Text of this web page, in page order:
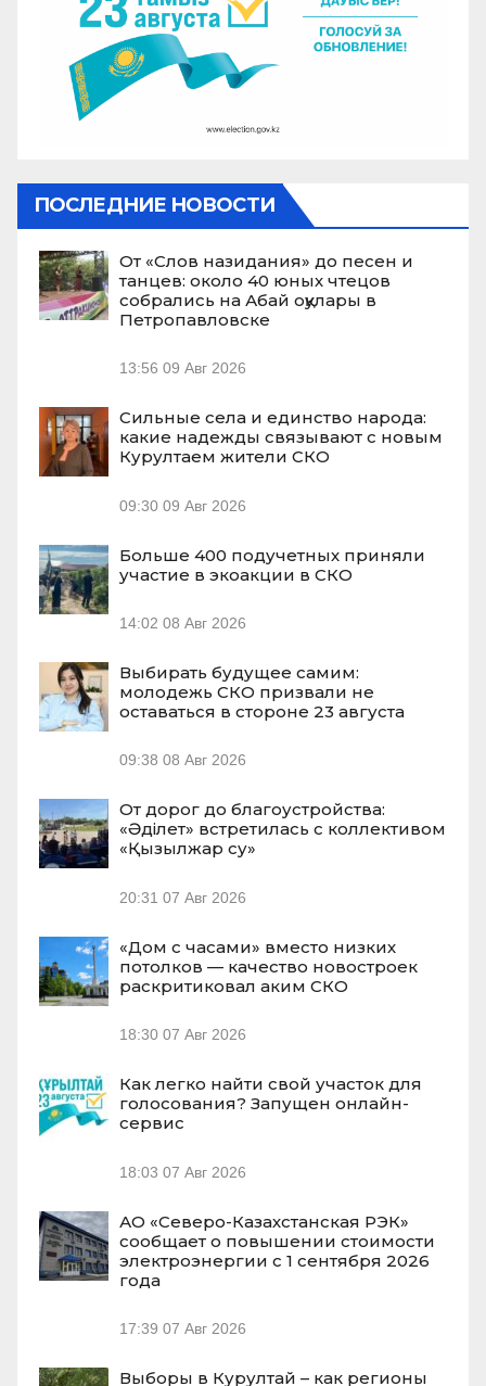
ПОСЛЕДНИЕ НОВОСТИ
От «Слов назидания» до песен и
танцев: около 40 юных чтецов
собрались на Абай оқулары в
Петропавловске
13:56 09 Авг 2026
Сильные села и единство народа:
какие надежды связывают с новым
Курултаем жители СКО
09:30 09 Авг 2026
Больше 400 подучетных приняли
участие в экоакции в СКО
14:02 08 Авг 2026
Выбирать будущее самим:
молодежь СКО призвали не
оставаться в стороне 23 августа
09:38 08 Авг 2026
От дорог до благоустройства:
«Әділет» встретилась с коллективом
«Қызылжар су»
20:31 07 Авг 2026
«Дом с часами» вместо низких
потолков — качество новостроек
раскритиковал аким СКО
18:30 07 Авг 2026
Как легко найти свой участок для
голосования? Запущен онлайн-
сервис
18:03 07 Авг 2026
АО «Северо-Казахстанская РЭК»
сообщает о повышении стоимости
электроэнергии с 1 сентября 2026
года
17:39 07 Авг 2026
Выборы в Курултай – как регионы